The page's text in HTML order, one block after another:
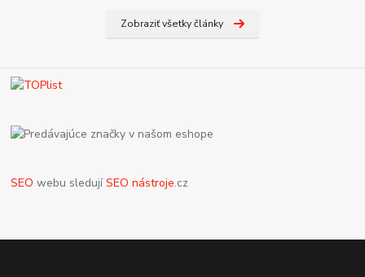
Zobraziť všetky články
SEO webu sledujíSEO nástroje.cz